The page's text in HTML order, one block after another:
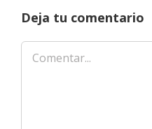
Deja tu comentario
Comentar